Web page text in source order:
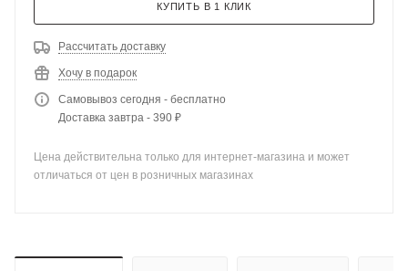
КУПИТЬ В 1 КЛИК
Рассчитать доставку
Хочу в подарок
Самовывоз сегодня - бесплатно
Доставка завтра - 390 ₽
Цена действительна только для интернет-магазина и может
отличаться от цен в розничных магазинах